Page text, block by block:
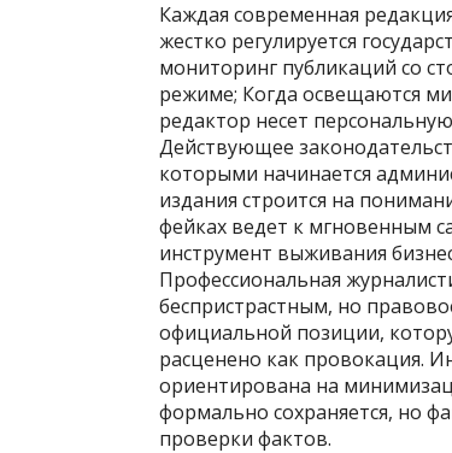
Каждая современная
жестко регулируется
мониторинг публикаций со
режиме; Когда освещаются
редактор несет
Действующее
которыми начинается
издания строится на
фейках ведет к мгновенным
инструмент выживания
Профессиональная
беспристрастным, но
официальной позиции,
расценено как провокация.
ориентирована на
формально сохраняется, но
проверки фактов.